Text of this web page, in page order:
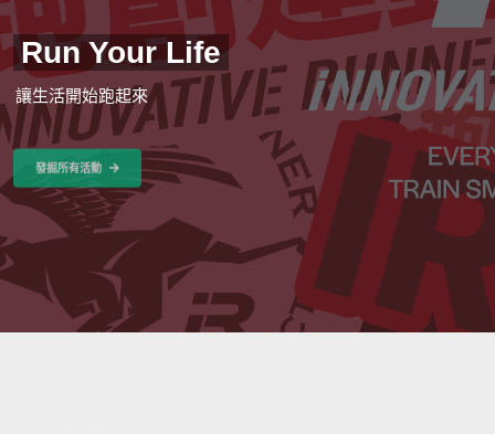
Run Your Life
讓生活開始跑起來
發掘所有活動